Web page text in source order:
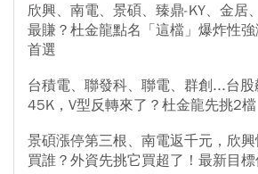
欣興、南電、景碩、臻鼎-KY、金居
最賺？杜金龍點名「這檔」爆炸性
首選
台積電、聯發科、聯電、群創...台
45K，V型反轉來了？杜金龍先挑2檔
景碩漲停第三根、南電返千元，欣
買誰？外資先挑它買超了！最新目